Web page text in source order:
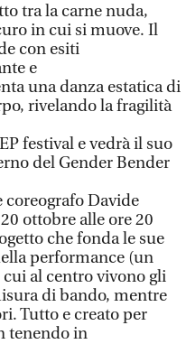
tra la carne nuda,
in cui si muove. Il
con esiti
e
una danza estatica di
rivelando la fragilità
festival e vedrà il suo
del Gender Bender
Davide
ottobre alle ore 20
che fonda le sue
performance (un
al centro vivono gli
di bando, mentre
Tutto e creato per
tenendo in